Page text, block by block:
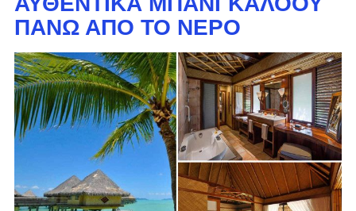
ΠΆΝΩ ΑΠΌ ΤΟ ΝΕΡΌ